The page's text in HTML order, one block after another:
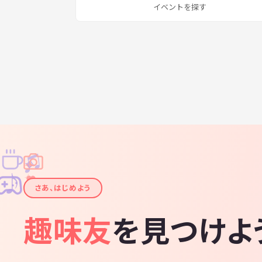
イベントを探す
✦
✦
✧
✧
♪
♫
さあ、はじめよう
趣味友を見つけよ